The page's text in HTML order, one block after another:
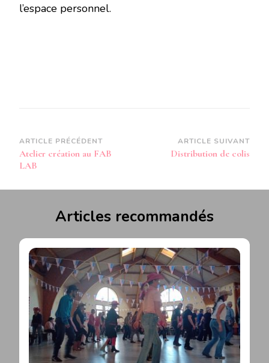
l’espace personnel.
Navigation
d’article
ARTICLE PRÉCÉDENT
Atelier création au FAB
LAB
ARTICLE SUIVANT
Distribution de colis
Articles recommandés